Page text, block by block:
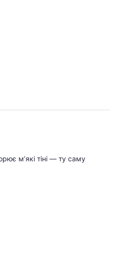
м’які тіні — ту саму